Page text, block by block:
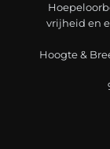
vrijheid en
Hoogte &